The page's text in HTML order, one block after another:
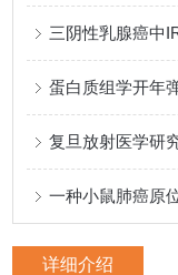
蛋白质组学开年
一种小鼠肺癌原
详细介绍